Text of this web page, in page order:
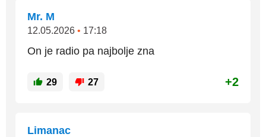
Mr. M
12.05.2026 • 17:18
On je radio pa najbolje zna
29 27 +2
Limanac